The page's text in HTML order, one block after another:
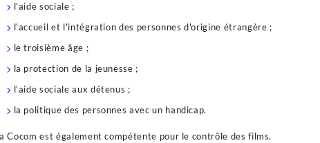
l'aide sociale ;
l'accueil et l'intégration des personnes d'origine étrangère ;
le troisième âge ;
la protection de la jeunesse ;
l'aide sociale aux détenus ;
la politique des personnes avec un handicap.
Cocom est également compétente pour le contrôle des films.